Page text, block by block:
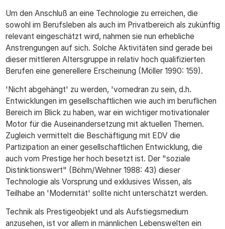
Um den Anschluß an eine Technologie zu erreichen, die
sowohl im Berufsleben als auch im Privatbereich als zukünftig
relevant eingeschätzt wird, nahmen sie nun erhebliche
Anstrengungen auf sich. Solche Aktivitäten sind gerade bei
dieser mittleren Altersgruppe in relativ hoch qualifizierten
Berufen eine generellere Erscheinung (Möller 1990: 159).
'Nicht abgehängt' zu werden, 'vornedran zu sein, d.h.
Entwicklungen im gesellschaftlichen wie auch im beruflichen
Bereich im Blick zu haben, war ein wichtiger motivationaler
Motor für die Auseinandersetzung mit aktuellen Themen.
Zugleich vermittelt die Beschäftigung mit EDV die
Partizipation an einer gesellschaftlichen Entwicklung, die
auch vom Prestige her hoch besetzt ist. Der "soziale
Distinktionswert" (Böhm/Wehner 1988: 43) dieser
Technologie als Vorsprung und exklusives Wissen, als
Teilhabe an 'Modernität' sollte nicht unterschätzt werden.
Technik als Prestigeobjekt und als Aufstiegsmedium
anzusehen, ist vor allem in männlichen Lebenswelten ein